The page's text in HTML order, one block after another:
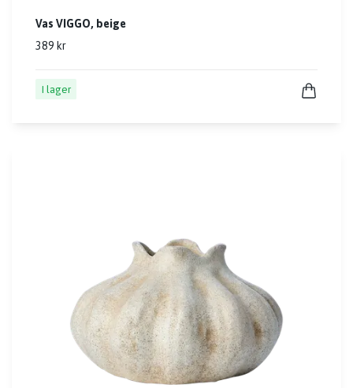
Vas VIGGO, beige
389 kr
I lager